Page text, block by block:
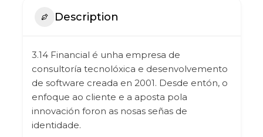
Description
3.14 Financial é unha empresa de
consultoría tecnolóxica e desenvolvemento
de software creada en 2001. Desde entón, o
enfoque ao cliente e a aposta pola
innovación foron as nosas señas de
identidade.